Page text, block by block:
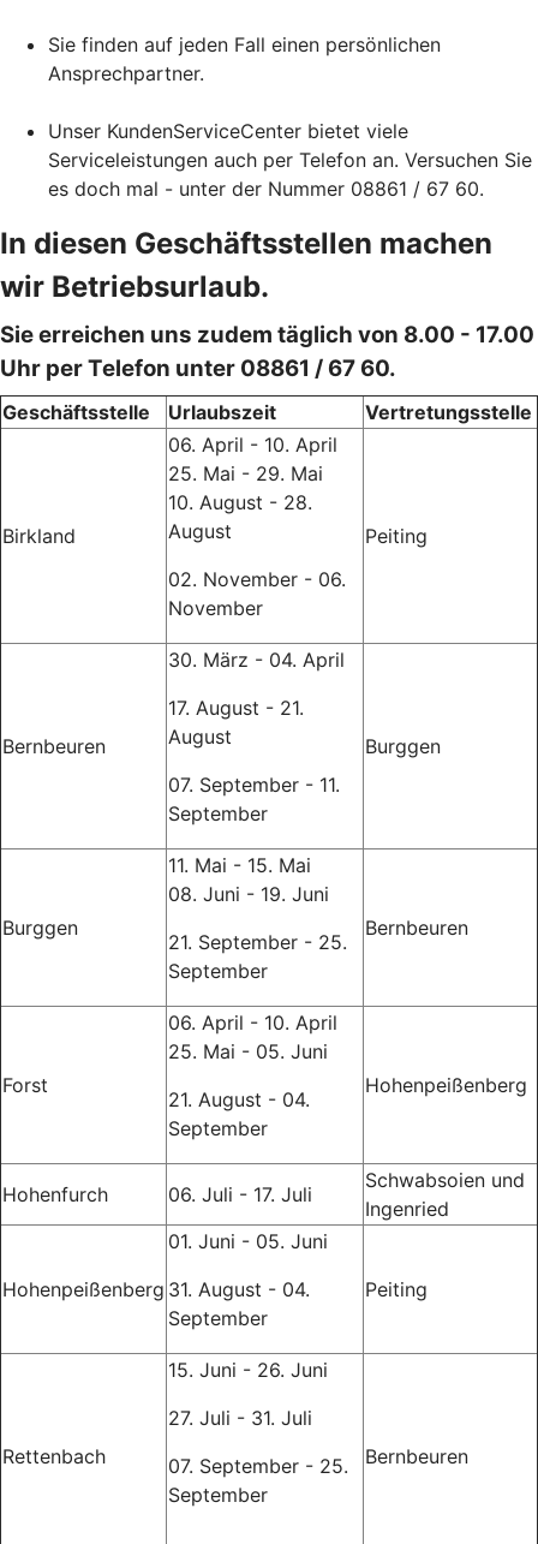
Sie finden auf jeden Fall einen persönlichen
Ansprechpartner.
Unser KundenServiceCenter bietet viele
Serviceleistungen auch per Telefon an. Versuchen Sie
es doch mal - unter der Nummer 08861 / 67 60.
In diesen Geschäftsstellen machen
wir Betriebsurlaub.
Sie erreichen uns zudem täglich von 8.00 - 17.00
Uhr per Telefon unter 08861 / 67 60.
Geschäftsstelle Urlaubszeit Vertretungsstelle
Birkland
06. April - 10. April
25. Mai - 29. Mai
10. August - 28.
August
02. November - 06.
November
Peiting
Bernbeuren
30. März - 04. April
17. August - 21.
August
07. September - 11.
September
Burggen
Burggen
11. Mai - 15. Mai
08. Juni - 19. Juni
21. September - 25.
September
Bernbeuren
Forst
06. April - 10. April
25. Mai - 05. Juni
21. August - 04.
September
Hohenpeißenberg
Hohenfurch 06. Juli - 17. Juli
Schwabsoien und
Ingenried
Hohenpeißenberg
01. Juni - 05. Juni
31. August - 04.
September
Peiting
Rettenbach
15. Juni - 26. Juni
27. Juli - 31. Juli
07. September - 25.
September
Bernbeuren